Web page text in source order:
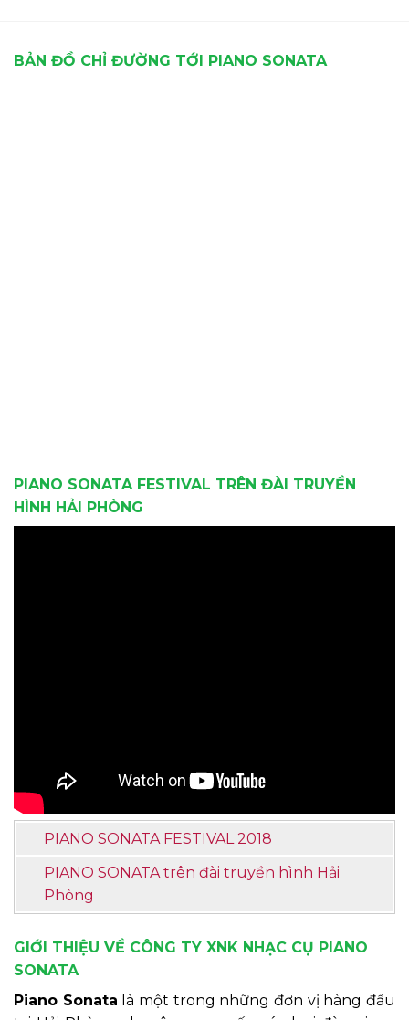
BẢN ĐỒ CHỈ ĐƯỜNG TỚI PIANO SONATA
PIANO SONATA FESTIVAL TRÊN ĐÀI TRUYỀN
HÌNH HẢI PHÒNG
PIANO SONATA FESTIVAL 2018
PIANO SONATA trên đài truyền hình Hải
Phòng
GIỚI THIỆU VỀ CÔNG TY XNK NHẠC CỤ PIANO
SONATA
Piano Sonata là một trong những đơn vị hàng đầu